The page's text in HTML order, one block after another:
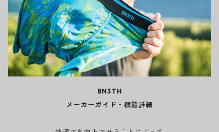
BN3TH
メーカーガイド・機能詳細